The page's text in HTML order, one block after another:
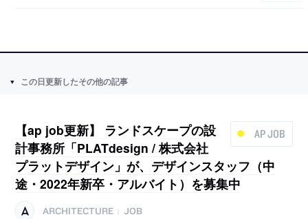
この日更新したその他の記事
AP JOB
【ap job更新】 ランドスケープの設
計事務所「PLATdesign / 株式会社
プラットデザイン」が、デザインスタッフ（中
途・2022年新卒・アルバイト）を募集中
ARCHITECTURE
JOB